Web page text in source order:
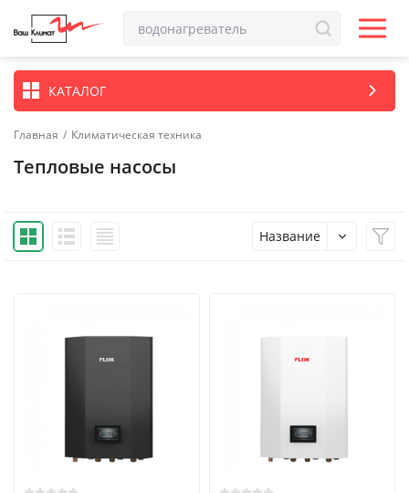
КАТАЛОГ
Главная / Климатическая техника
Тепловые насосы
Название